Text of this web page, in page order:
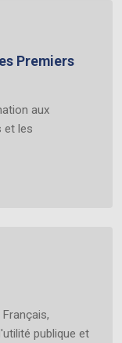
Premiers
aux
et les
publique et